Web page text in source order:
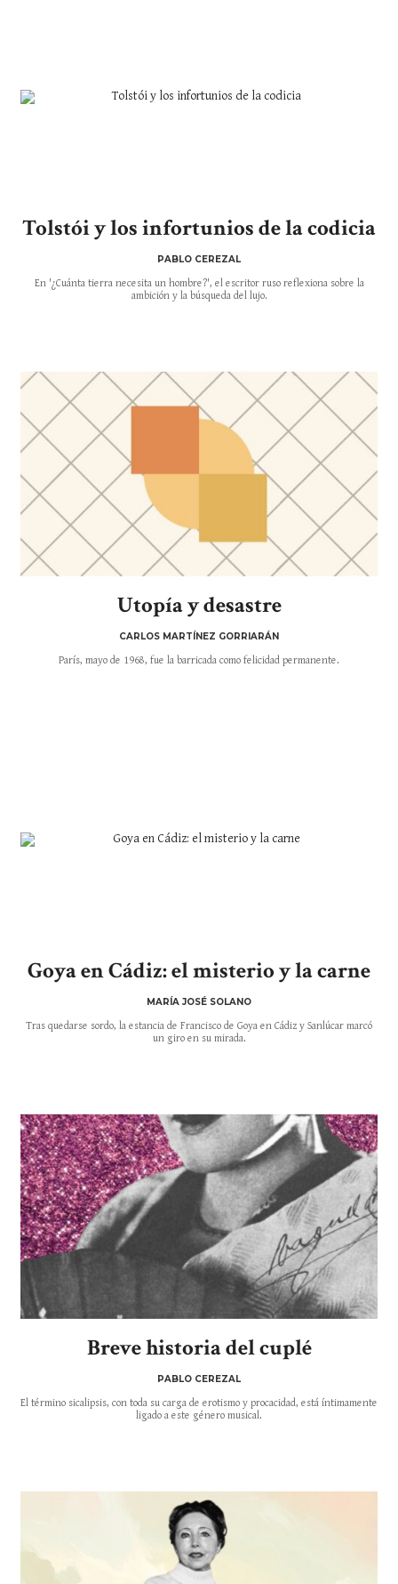
Tolstói y los infortunios de la codicia
PABLO CEREZAL
En '¿Cuánta tierra necesita un hombre?', el escritor ruso reflexiona sobre la
ambición y la búsqueda del lujo.
Utopía y desastre
CARLOS MARTÍNEZ GORRIARÁN
París, mayo de 1968, fue la barricada como felicidad permanente.
Goya en Cádiz: el misterio y la carne
MARÍA JOSÉ SOLANO
Tras quedarse sordo, la estancia de Francisco de Goya en Cádiz y Sanlúcar marcó
un giro en su mirada.
Breve historia del cuplé
PABLO CEREZAL
El término sicalipsis, con toda su carga de erotismo y procacidad, está íntimamente
ligado a este género musical.